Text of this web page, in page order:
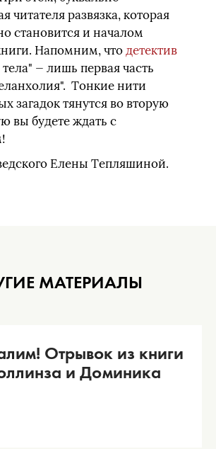
читателя развязка, которая
становится и началом
Напомним, чтодетектив
— лишь первая часть
Тонкие нити
загадок тянутся во вторую
вы будете ждать с
Елены Тепляшиной.
МАТЕРИАЛЫ
Отрывок из книги
и Доминика